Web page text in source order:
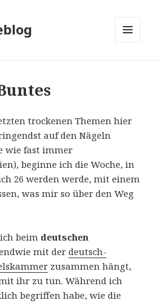
trockenen Themen hier
auf den Nägeln
wie fast immer
beginne ich die Woche, in
26 werden werde, mit einem
was mir so über den Weg
beim deutschen
mit derdeutsch-
zusammen hängt,
ihr zu tun. Während ich
begriffen habe, wie die